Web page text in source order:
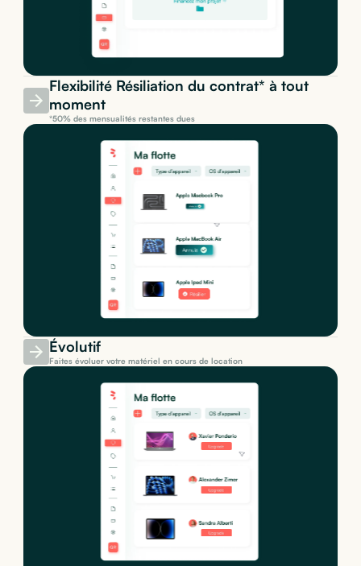
Flexibilité Résiliation du contrat* à tout
moment
*50% des mensualités restantes dues
Évolutif
Faites évoluer votre matériel en cours de location